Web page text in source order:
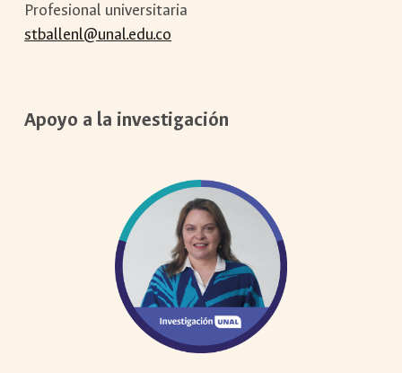
Profesional universitaria
stballenl@unal.edu.co
Apoyo a la investigación